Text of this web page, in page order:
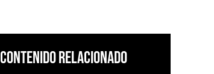
Contenido relacionado